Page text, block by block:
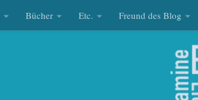
Bücher Etc. Freund des Blog